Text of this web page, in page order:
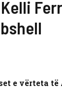
e vërteta të